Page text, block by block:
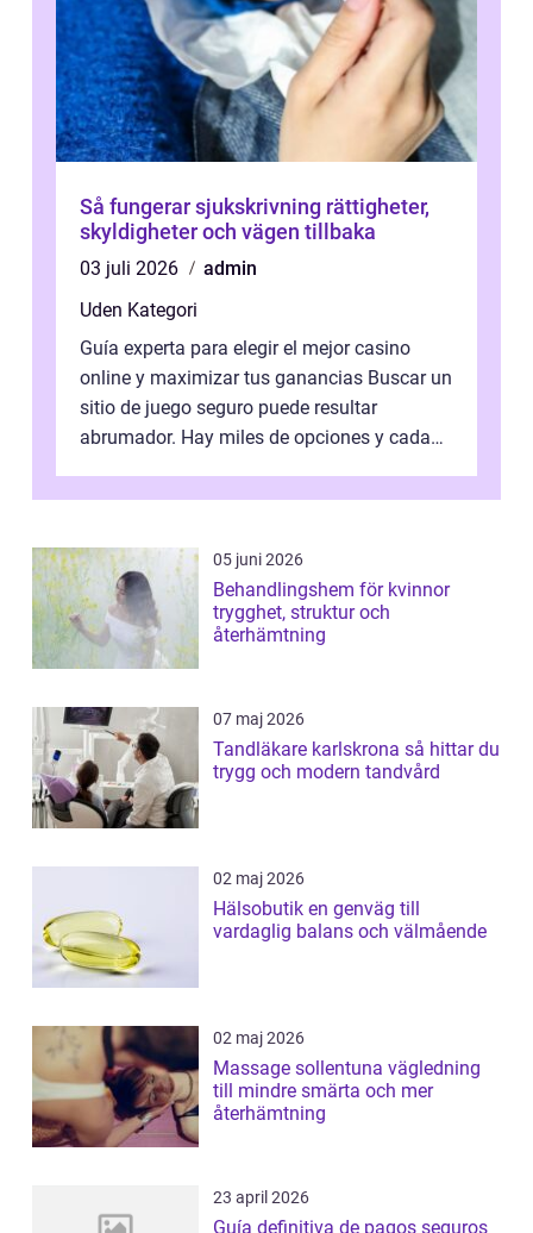
Så fungerar sjukskrivning rättigheter,
skyldigheter och vägen tillbaka
03 juli 2026
admin
Uden Kategori
Guía experta para elegir el mejor casino
online y maximizar tus ganancias Buscar un
sitio de juego seguro puede resultar
abrumador. Hay miles de opciones y cada
05 juni 2026
Behandlingshem för kvinnor
trygghet, struktur och
återhämtning
07 maj 2026
Tandläkare karlskrona så hittar du
trygg och modern tandvård
02 maj 2026
Hälsobutik en genväg till
vardaglig balans och välmående
02 maj 2026
Massage sollentuna vägledning
till mindre smärta och mer
återhämtning
23 april 2026
Guía definitiva de pagos seguros